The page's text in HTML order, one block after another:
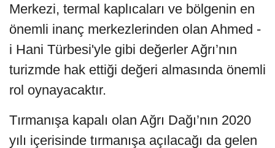
Merkezi, termal kaplıcaları ve bölgenin en
önemli inanç merkezlerinden olan Ahmed -
i Hani Türbesi'yle gibi değerler Ağrı’nın
turizmde hak ettiği değeri almasında önemli
rol oynayacaktır.
Tırmanışa kapalı olan Ağrı Dağı’nın 2020
yılı içerisinde tırmanışa açılacağı da gelen